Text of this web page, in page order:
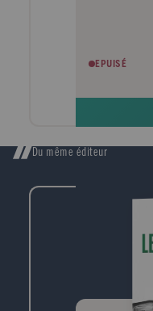
EPUISÉ
Du même éditeur